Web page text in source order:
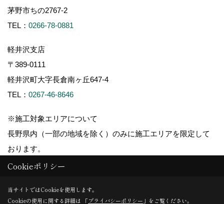
茅野市ちの2767-2
TEL： 0266-78-0881
軽井沢支店
〒389-0111
軽井沢町大字長倉南ヶ丘647-4
TEL： 0267-46-8646
※施工対象エリアについて
長野県内（一部の地域を除く）のみに施工エリアを限定して
おります。
Copyright (c) ForestCorporation. All Rights Reserved.
Cookieポリシー
当サイトではCookieを使用します。
Cookieの使用に関する詳細は 「プライバシーポリシー 」をご覧ください。